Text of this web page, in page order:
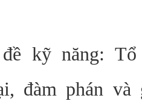
kỹ năng:
đàm phán và